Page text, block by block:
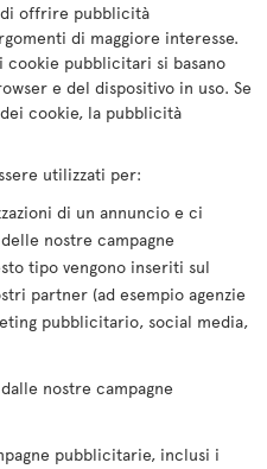
offrire pubblicità
di maggiore interesse.
pubblicitari si basano
e del dispositivo in uso. Se
cookie, la pubblicità
utilizzati per:
di un annuncio e ci
nostre campagne
tipo vengono inseriti sul
partner (ad esempio agenzie
pubblicitario, social media,
nostre campagne
pubblicitarie, inclusi i